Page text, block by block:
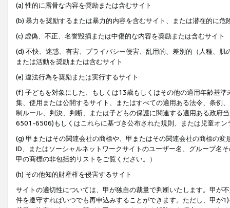
(a) 性的に露骨な内容を奨励または含むサイト
(b) 暴力を奨励するまたは暴力的内容を含むサイト、または潜在的に
(c) 虚偽、不正、名誉毀損または中傷的な内容を奨励または含むサイト
(d) 不快、迷惑、有害、プライバシー侵害、乱用的、差別的（人種、
または活動を奨励または含むサイト
(e) 違法行為を奨励または実行するサイト
(f) 子どもを対象にした、もしくは13歳もしくはその他の適用年齢基
集、使用または公開するサイト、またはすべての適用ある法令、条例
制ルール、判決、判断、または子どもの保護に関連する適用ある政府
6501-6506)もしくはこれらに基づき公布された規則、または児童オン
(g) 甲またはその関連会社の商標や、甲またはその関連会社の商標の
ID、またはソーシャルネットワークサイトのユーザー名、グループ名
甲の商標の非包括的リストをご覧ください。）
(h) その他知的財産権を侵害するサイト
サイトの適切性については、甲が独自の裁量で判断いたします。甲が
件を遵守すればいつでも再申込みすることができます。ただし、甲が